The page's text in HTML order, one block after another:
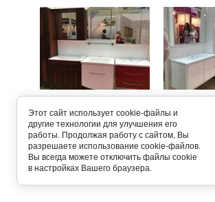
Вернуться в галерею
Этот сайт использует cookie-файлы и
другие технологии для улучшения его
работы. Продолжая работу с сайтом, Вы
разрешаете использование cookie-файлов.
Вы всегда можете отключить файлы cookie
в настройках Вашего браузера.